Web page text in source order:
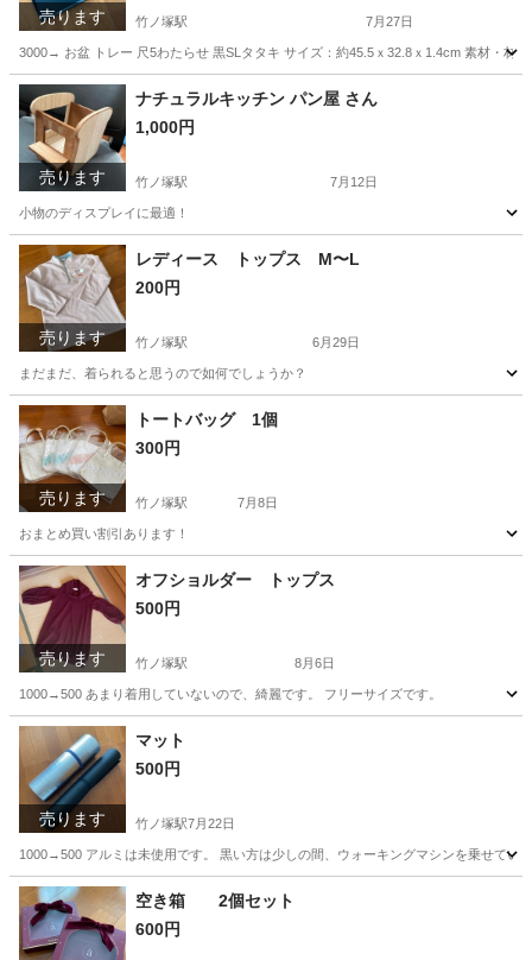
売ります 竹ノ塚駅 7月27日
3000→ お盆 トレー 尺5わたらせ 黒SLタタキ サイズ：約45.5ｘ32.8ｘ1.4cm 素材・材
東京 足立区 竹ノ塚駅 お盆
売ります
ナチュラルキッチン パン屋 さん
1,000円
竹ノ塚駅 7月12日
小物のディスプレイに最適！
東京 足立区 竹ノ塚駅 その他
売ります
レディース トップス M〜L
200円
竹ノ塚駅 6月29日
まだまだ、着られると思うので如何でしょうか？
東京 足立区 竹ノ塚駅 トレーナー
売ります
トートバッグ 1個
300円
竹ノ塚駅 7月8日
おまとめ買い割引あります！
東京 足立区 バッグ
売ります
オフショルダー トップス
500円
竹ノ塚駅 8月6日
1000→500 あまり着用していないので、綺麗です。 フリーサイズです。
東京 足立区 竹ノ塚駅
売ります
マット
500円
竹ノ塚駅7月22日
1000→500 アルミは未使用です。 黒い方は少しの間、ウォーキングマシンを乗せてい
東京 足立区 竹ノ塚駅 その他
空き箱 2個セット
600円